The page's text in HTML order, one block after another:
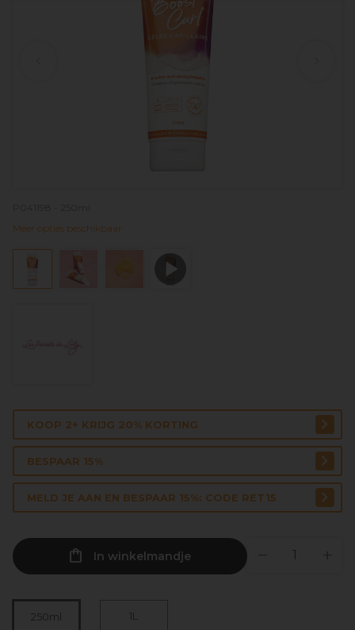
Meer opties beschikbaar
KOOP 2+ KRIJG 20% KORTING
BESPAAR 15%
MELD JE AAN EN BESPAAR 15%: CODE RET15
In winkelmandje
250ml 1L